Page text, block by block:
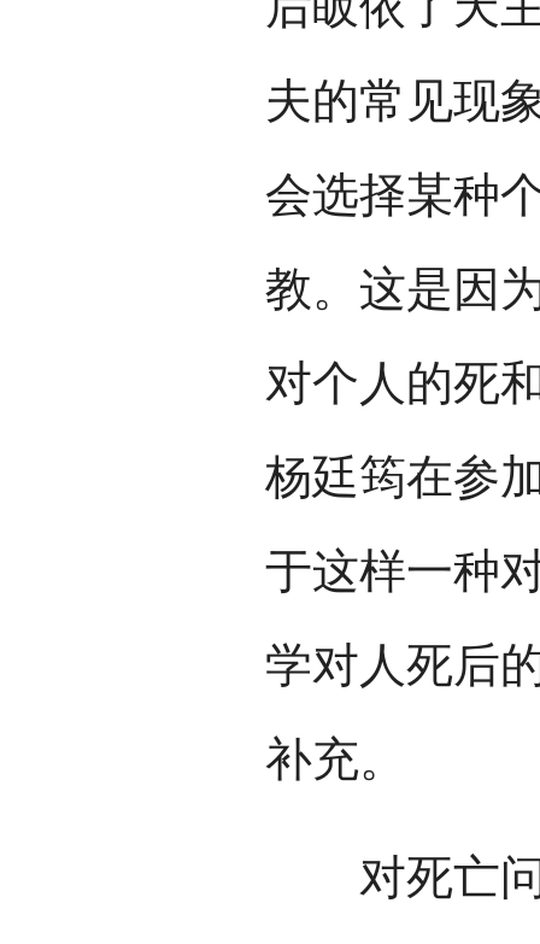
夫的常见现
会选择某种
教。这是因
对个人的死
杨廷筠在参
于这样一种
学对人死后
补充。
对死亡问